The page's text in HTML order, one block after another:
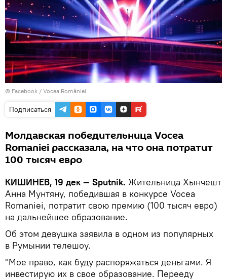
© Facebook / Vocea României
Подписаться
Молдавская победительница Vocea
Romaniei рассказала, на что она потратит
100 тысяч евро
КИШИНЕВ, 19 дек — Sputnik. Жительница Хынчешт
Анна Мунтяну, победившая в конкурсе Vocea
Romaniei, потратит свою премию (100 тысяч евро)
на дальнейшее образование.
Об этом девушка заявила в одном из популярных
в Румынии телешоу.
"Мое право, как буду распоряжаться деньгами. Я
инвестирую их в свое образование. Перееду